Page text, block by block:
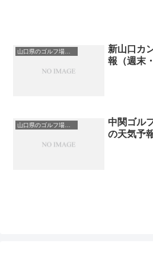
山口県のゴルフ場一覧｜距離が長い・広いゴルフ場ランキング
新山口カ
報（週末
山口県のゴルフ場一覧｜距離が長い・広いゴルフ場ランキング
中関ゴル
の天気予